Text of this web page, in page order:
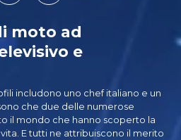
moto ad
e
includono uno chef italiano e un
che due delle numerose
il mondo che hanno scoperto la
E tutti ne attribuiscono il merito